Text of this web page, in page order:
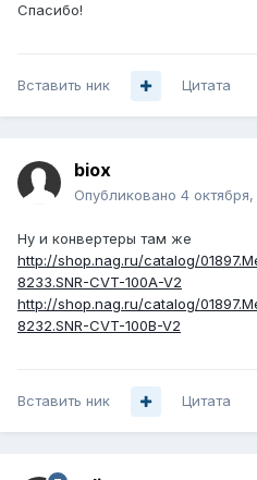
Спасибо!
Вставить ник Цитата
biox
Опубликовано 4 октября,
Ну и конвертеры там же
http://shop.nag.ru/catalog/
8233.SNR-CVT-100A-V2
http://shop.nag.ru/catalog/
8232.SNR-CVT-100B-V2
Вставить ник Цитата